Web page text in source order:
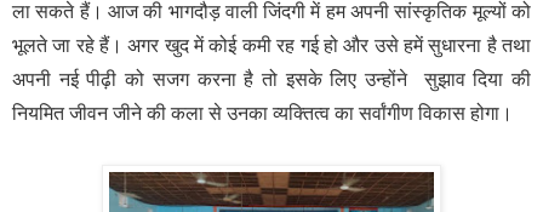
ला सकते हैं। आज की भागदौड़ वाली जिंदगी में हम अपनी सांस्कृतिक मूल्यों को
भूलते जा रहे हैं। अगर खुद में कोई कमी रह गई हो और उसे हमें सुधारना है तथा
अपनी नई पीढ़ी को सजग करना है तो इसके लिए उन्होंने सुझाव दिया की
नियमित जीवन जीने की कला से उनका व्यक्तित्व का सर्वांगीण विकास होगा।